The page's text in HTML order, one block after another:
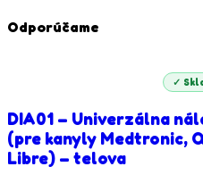
Odporúčame
✓
DIA01 – Univerzálna
(pre kanyly Medtronic,
Libre) – telova